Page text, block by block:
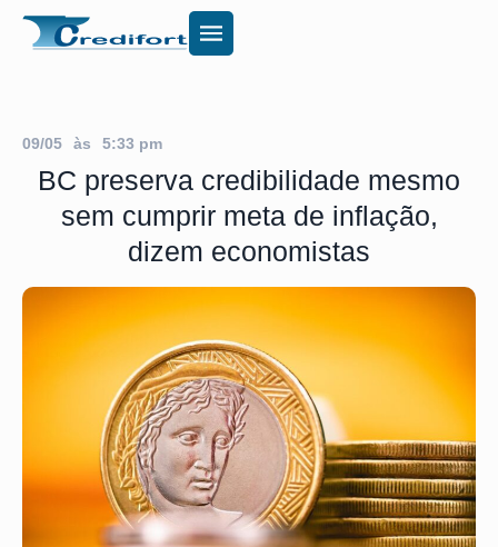
09/05 às 5:33 pm
BC preserva credibilidade mesmo
sem cumprir meta de inflação,
dizem economistas